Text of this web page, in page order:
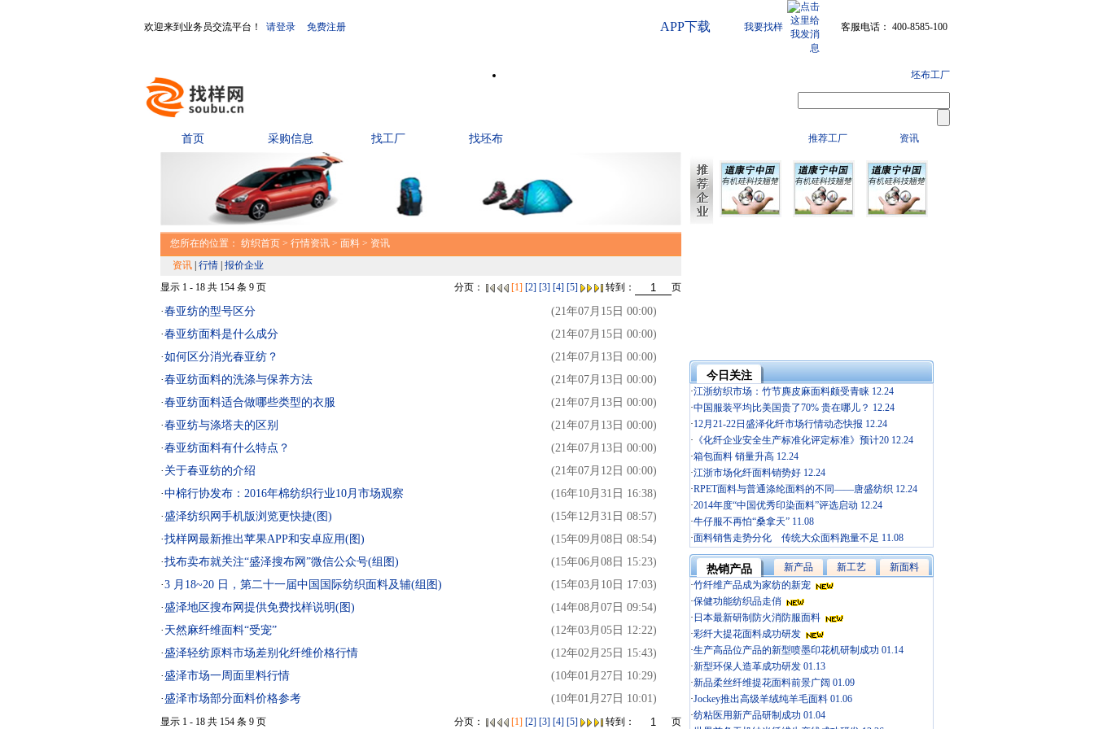
欢迎来到业务员交流平台！ 请登录 免费注册 APP下载 我要找样 客服电话： 400-8585-100
坯布工厂
首页 采购信息 找工厂 找坯布 推荐工厂 资讯
您所在的位置： 纺织首页 > 行情资讯 > 面料 > 资讯
资讯 行情 报价企业
显示 1 - 18 共 154 条 9 页
分页： [1] [2] [3] [4] [5] 转到： 页
·春亚纺的型号区分
(21年07月15日 00:00)
·春亚纺面料是什么成分
(21年07月15日 00:00)
·如何区分消光春亚纺？
(21年07月13日 00:00)
·春亚纺面料的洗涤与保养方法
(21年07月13日 00:00)
·春亚纺面料适合做哪些类型的衣服
(21年07月13日 00:00)
·春亚纺与涤塔夫的区别
(21年07月13日 00:00)
·春亚纺面料有什么特点？
(21年07月13日 00:00)
· 关于春亚纺的介绍
(21年07月12日 00:00)
·中棉行协发布：2016年棉纺织行业10月市场观察
(16年10月31日 16:38)
·盛泽纺织网手机版浏览更快捷(图)
(15年12月31日 08:57)
·找样网最新推出苹果APP和安卓应用(图)
(15年09月08日 08:54)
·找布卖布就关注“盛泽搜布网”微信公众号(组图)
(15年06月08日 15:23)
·3 月18~20 日，第二十一届中国国际纺织面料及辅(组图)
(15年03月10日 17:03)
·盛泽地区搜布网提供免费找样说明(图)
(14年08月07日 09:54)
· 天然麻纤维面料“受宠”
(12年03月05日 12:22)
·盛泽轻纺原料市场差别化纤维价格行情
(12年02月25日 15:43)
·盛泽市场一周面里料行情
(10年01月27日 10:29)
·盛泽市场部分面料价格参考 (10年01月27日 10:01)
显示 1 - 18 共 154 条 9 页 分页： [1] [2] [3] [4] [5] 转到： 页
今日关注
·江浙纺织市场：竹节麂皮麻面料颇受青睐 12.24
·中国服装平均比美国贵了70% 贵在哪儿？ 12.24
·12月21-22日盛泽化纤市场行情动态快报 12.24
· 《化纤企业安全生产标准化评定标准》预计20 12.24
·箱包面料 销量升高 12.24
·江浙市场化纤面料销势好 12.24
·RPET面料与普通涤纶面料的不同——唐盛纺织 12.24
·2014年度“中国优秀印染面料”评选启动 12.24
·牛仔服不再怕“桑拿天” 11.08
·面料销售走势分化 传统大众面料跑量不足 11.08
热销产品 新产品 新工艺
新面料
·竹纤维产品成为家纺的新宠
·保健功能纺织品走俏
· 日本最新研制防火消防服面料
·彩纤大提花面料成功研发
·生产高品位产品的新型喷墨印花机研制成功 01.14
·新型环保人造革成功研发 01.13
·新品柔丝纤维提花面料前景广阔 01.09
·Jockey推出高级羊绒纯羊毛面料 01.06
·纺粘医用新产品研制成功 01.04